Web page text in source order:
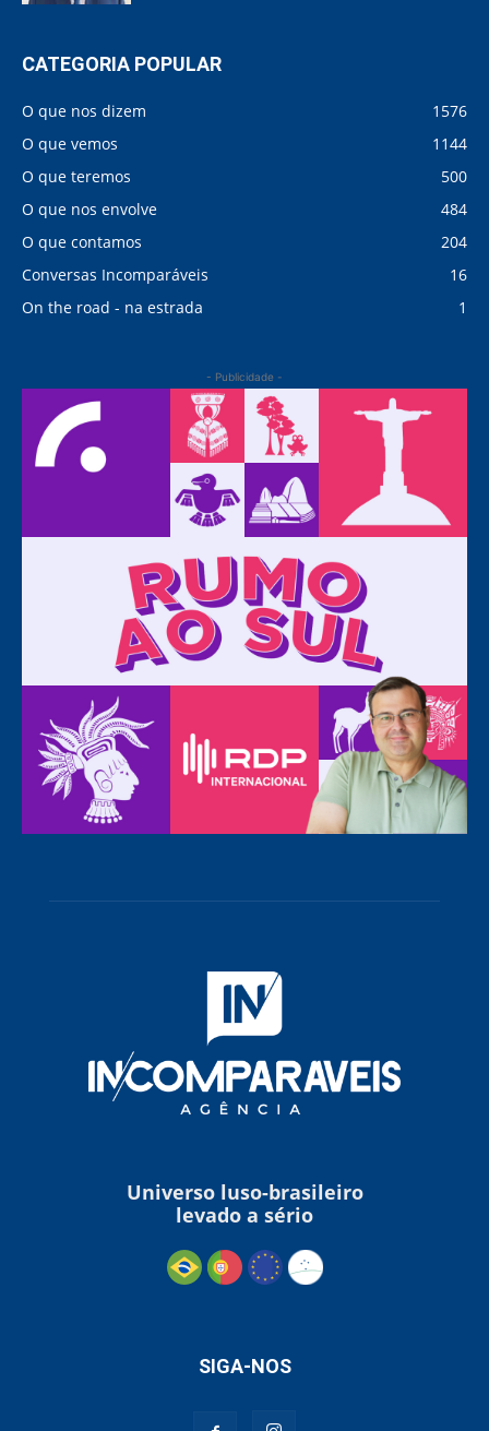
CATEGORIA POPULAR
O que nos dizem
1576
O que vemos
1144
O que teremos
500
O que nos envolve
484
O que contamos
204
Conversas Incomparáveis
16
On the road - na estrada
1
- Publicidade -
Universo luso-brasileiro
levado a sério
SIGA-NOS